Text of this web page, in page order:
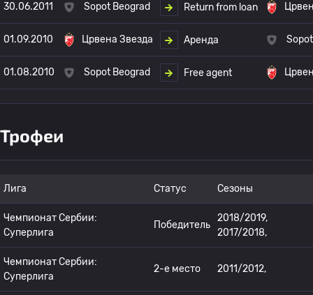
30.06.2011 Sopot Beograd Return from loan
01.09.2010 Црвена Звезда Аренда
01.08.2010 Sopot Beograd Free agent
Трофеи
Лига Статус Сезоны
Чемпионат Сербии:
Суперлига
Победитель
2018/2019,
2017/2018,
Чемпионат Сербии:
Суперлига
2-е место 2011/2012,